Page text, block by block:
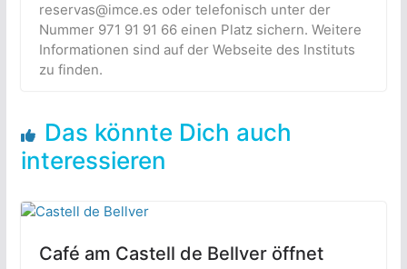
reservas@imce.es oder telefonisch unter der
Nummer 971 91 91 66 einen Platz sichern. Weitere
Informationen sind auf der Webseite des Instituts
zu finden.
Das könnte Dich auch
interessieren
Café am Castell de Bellver öffnet